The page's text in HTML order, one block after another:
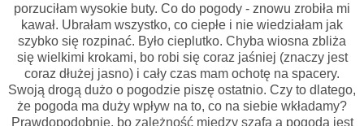
porzuciłam wysokie buty. Co do pogody - znowu zrobiła mi
kawał. Ubrałam wszystko, co ciepłe i nie wiedziałam jak
szybko się rozpinać. Było cieplutko. Chyba wiosna zbliża
się wielkimi krokami, bo robi się coraz jaśniej (znaczy jest
coraz dłużej jasno) i cały czas mam ochotę na spacery.
Swoją drogą dużo o pogodzie piszę ostatnio. Czy to dlatego,
że pogoda ma duży wpływ na to, co na siebie wkładamy?
Prawdopodobnie, bo zależność między szafą a pogodą jest